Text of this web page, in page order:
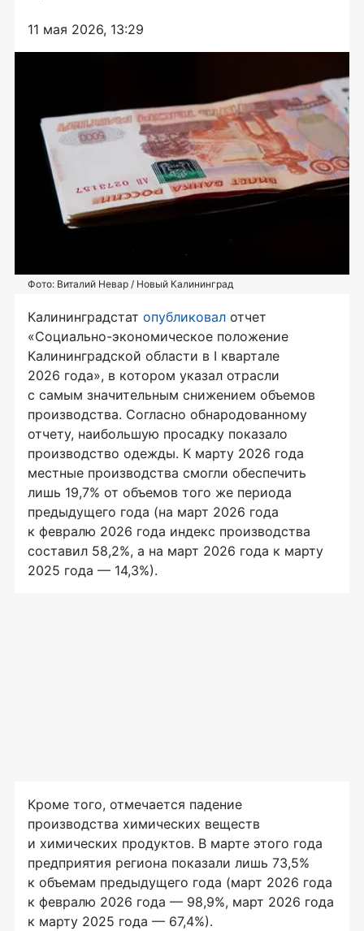
11 мая 2026, 13:29
Фото: Виталий Невар / Новый Калининград
Калининградстат опубликовал отчет
«Cоциально-экономическое положение
Калининградской области в I квартале
2026 года», в котором указал отрасли
с самым значительным снижением объемов
производства. Согласно обнародованному
отчету, наибольшую просадку показало
производство одежды. К марту 2026 года
местные производства смогли обеспечить
лишь 19,7% от объемов того же периода
предыдущего года (на март 2026 года
к февралю 2026 года индекс производства
составил 58,2%, а на март 2026 года к марту
2025 года — 14,3%).
Кроме того, отмечается падение
производства химических веществ
и химических продуктов. В марте этого года
предприятия региона показали лишь 73,5%
к объемам предыдущего года (март 2026 года
к февралю 2026 года — 98,9%, март 2026 года
к марту 2025 года — 67,4%).